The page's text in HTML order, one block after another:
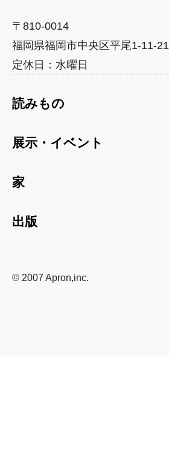
〒810-0014
福岡県福岡市中央区平尾1-11-21
定休日：水曜日
読みもの
展示・イベント
家
出版
© 2007 Apron,inc.